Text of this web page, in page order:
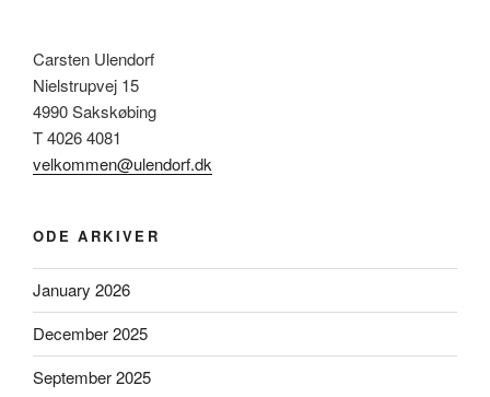
Carsten Ulendorf
Nielstrupvej 15
4990 Sakskøbing
T 4026 4081
velkommen@ulendorf.dk
ODE ARKIVER
January 2026
December 2025
September 2025